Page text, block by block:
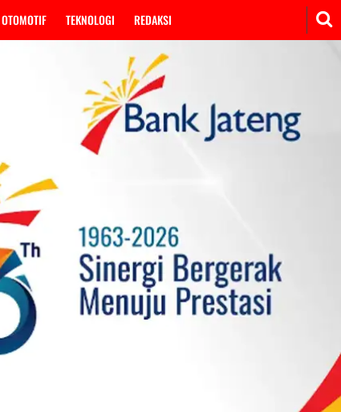
OTOMOTIF TEKNOLOGI REDAKSI